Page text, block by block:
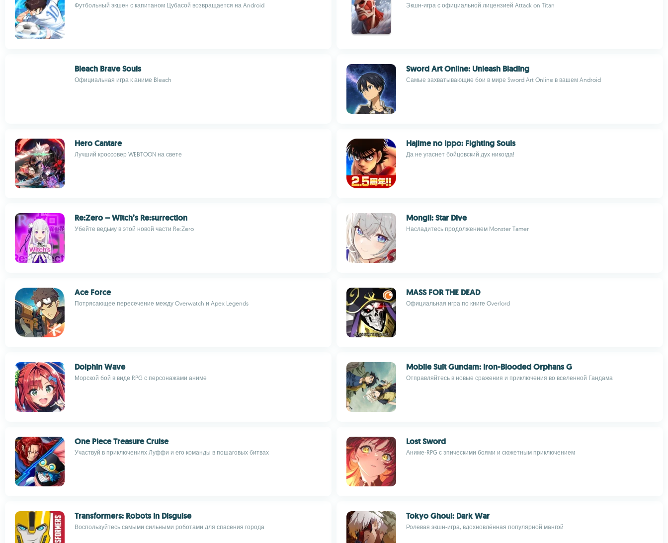
Футбольный экшен с капитаном Цубасой возвращается на Android Экшн-игра с официальной лицензией Attack on Titan
Bleach Brave Souls
Официальная игра к аниме Bleach
Sword Art Online: Unleash Blading
Самые захватывающие бои в мире Sword Art Online в вашем Android
Hero Cantare
Лучший кроссовер WEBTOON на свете
Hajime no Ippo: Fighting Souls
Да не угаснет бойцовский дух никогда!
Re:Zero – Witch’s Re:surrection
Убейте ведьму в этой новой части Re:Zero
Mongil: Star Dive
Насладитесь продолжением Monster Tamer
Ace Force
Потрясающее пересечение между Overwatch и Apex Legends
MASS FOR THE DEAD
Официальная игра по книге Overlord
Dolphin Wave
Морской бой в виде RPG с персонажами аниме
Mobile Suit Gundam: Iron-Blooded Orphans G
Отправляйтесь в новые сражения и приключения во вселенной Гандама
One Piece Treasure Cruise
Участвуй в приключениях Луффи и его команды в пошаговых битвах
Lost Sword
Аниме-RPG с эпическими боями и сюжетным приключением
Transformers: Robots In Disguise
Воспользуйтесь самыми сильными роботами для спасения города
Tokyo Ghoul: Dark War
Ролевая экшн-игра, вдохновлённая популярной мангой